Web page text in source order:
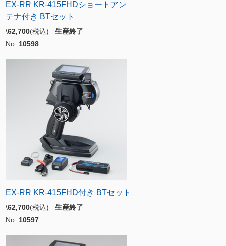
EX-RR KR-415FHDショートアン
テナ付き BTセット
\62,700(税込) 生産終了
No. 10598
EX-RR KR-415FHD付き BTセット
\62,700(税込) 生産終了
No. 10597